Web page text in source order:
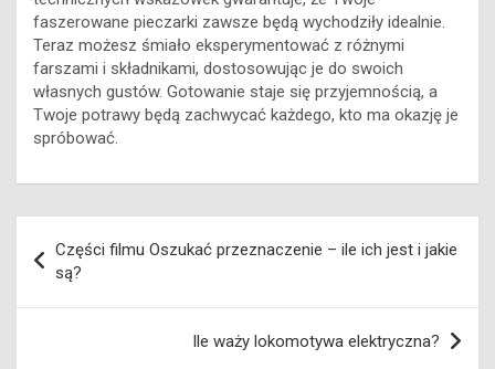
faszerowane pieczarki zawsze będą wychodziły idealnie.
Teraz możesz śmiało eksperymentować z różnymi
farszami i składnikami, dostosowując je do swoich
własnych gustów. Gotowanie staje się przyjemnością, a
Twoje potrawy będą zachwycać każdego, kto ma okazję je
spróbować.
wpisu
Części filmu Oszukać przeznaczenie – ile ich jest i jakie
są?
Ile waży lokomotywa elektryczna?